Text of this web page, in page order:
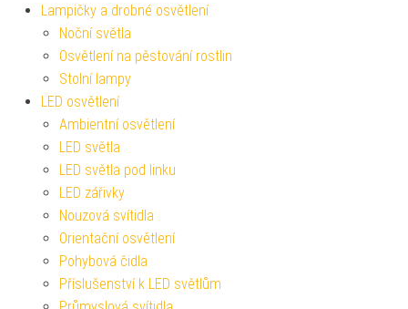
Lampičky a drobné osvětlení
Noční světla
Osvětlení na pěstování rostlin
Stolní lampy
LED osvětlení
Ambientní osvětlení
LED světla
LED světla pod linku
LED zářivky
Nouzová svítidla
Orientační osvětlení
Pohybová čidla
Příslušenství k LED světlům